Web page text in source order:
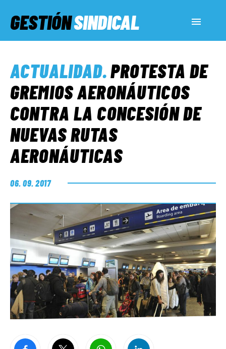
GESTIÓNSINDICAL
SERVICIOS SOCIALES
INFORMES ESPECIALES
FUERA DE MEGÁFONO
EL LADO «G»
ACTUALIDAD.PROTESTA DE
GREMIOS AERONÁUTICOS
CONTRA LA CONCESIÓN DE
NUEVAS RUTAS
AERONÁUTICAS
06. 09. 2017